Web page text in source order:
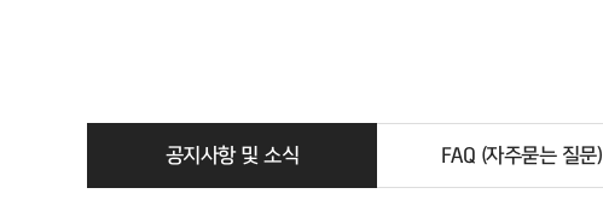
공지사항 및 소식 FAQ (자주묻는 질문)